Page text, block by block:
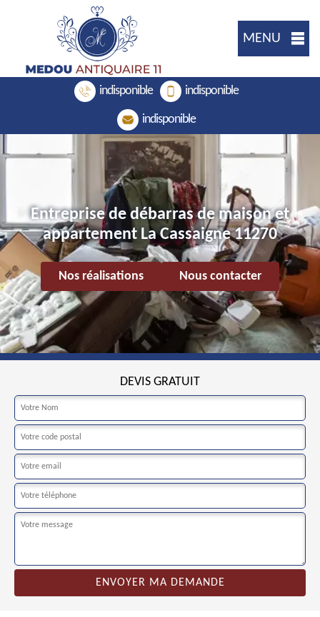
MENU
indisponible indisponible
indisponible
Entreprise de débarras de maison et
appartement La Cassaigne 11270
Nos réalisations Nous contacter
DEVIS GRATUIT